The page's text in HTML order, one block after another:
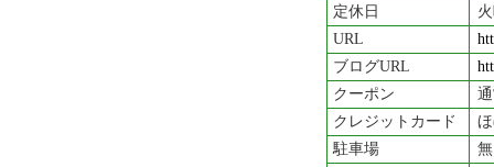
定休日
URL
ブログURL
クーポン
クレジットカード
駐車場
無